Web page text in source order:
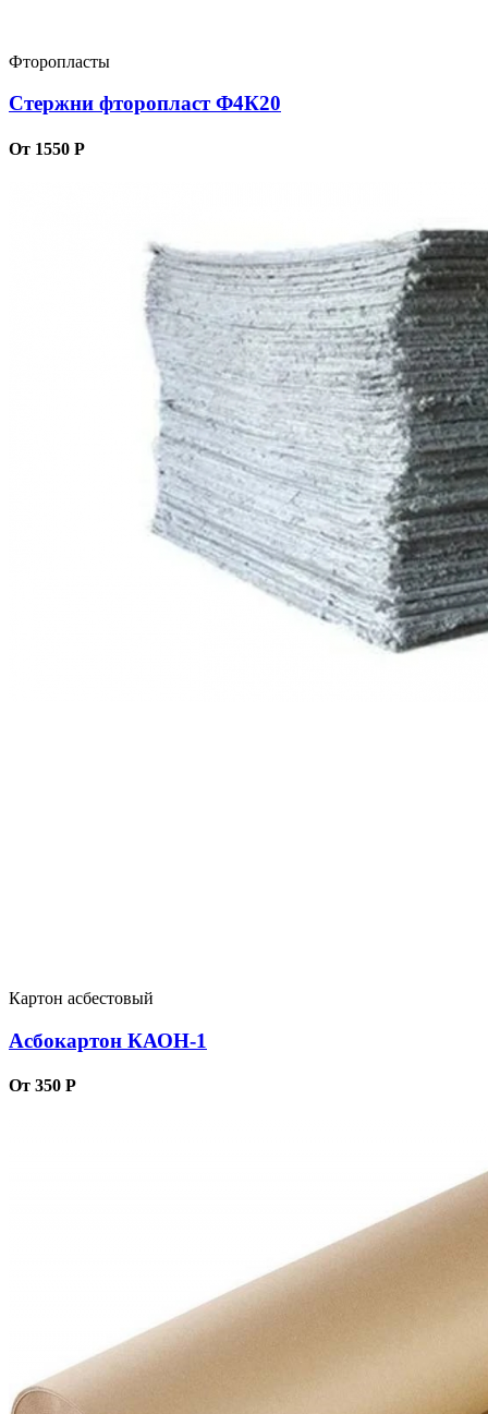
Фторопласты
Стержни фторопласт Ф4К20
От 1550 Р
Картон асбестовый
Асбокартон КАОН-1
От 350 Р